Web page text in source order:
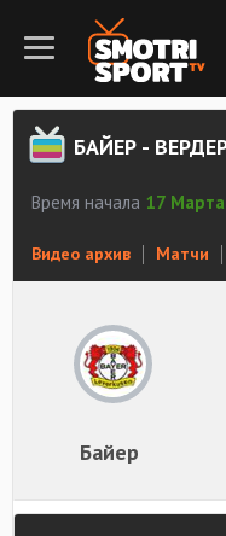
БАЙЕР -
Время начала 17
Видео архив Матчи
Байер